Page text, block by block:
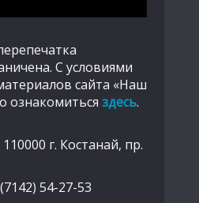
С условиями
сайта «Наш
ознакомиться здесь.
110000 г. Костанай, пр.
54-27-53